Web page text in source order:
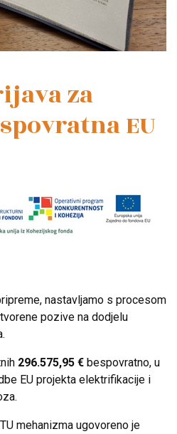
za
EU
nastavljamo s procesom
pozive na dodjelu
296.575,95 € bespovratno, u
EU projekta elektrifikacije i
mehanizma ugovoreno je